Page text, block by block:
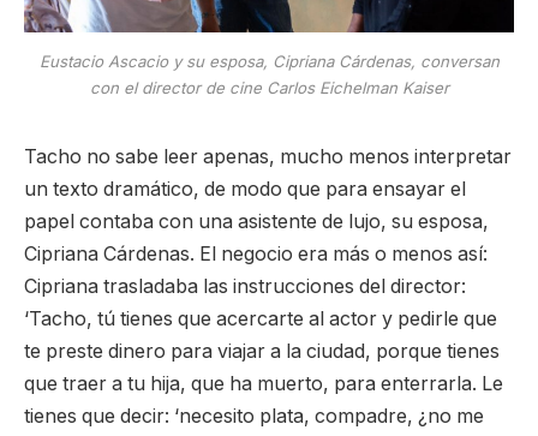
Eustacio Ascacio y su esposa, Cipriana Cárdenas, conversan
con el director de cine Carlos Eichelman Kaiser
Tacho no sabe leer apenas, mucho menos interpretar
un texto dramático, de modo que para ensayar el
papel contaba con una asistente de lujo, su esposa,
Cipriana Cárdenas. El negocio era más o menos así:
Cipriana trasladaba las instrucciones del director:
‘Tacho, tú tienes que acercarte al actor y pedirle que
te preste dinero para viajar a la ciudad, porque tienes
que traer a tu hija, que ha muerto, para enterrarla. Le
tienes que decir: ‘necesito plata, compadre, ¿no me